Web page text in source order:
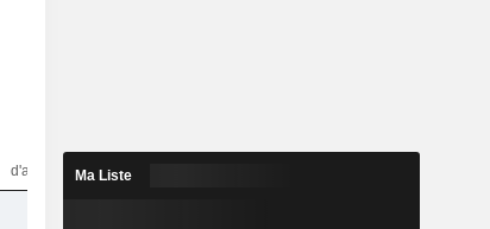
d'analystesMa Liste